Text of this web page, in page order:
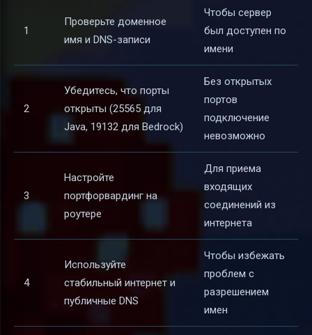
1
Проверьте доменное
имя и DNS-записи
Чтобы сервер
был доступен по
имени
2
Убедитесь, что порты
открыты (25565 для
Java, 19132 для Bedrock)
Без открытых
портов
подключение
невозможно
3
Настройте
портфорвардинг на
роутере
Для приема
входящих
соединений из
интернета
4
Используйте
стабильный интернет и
публичные DNS
Чтобы избежать
проблем с
разрешением
имен